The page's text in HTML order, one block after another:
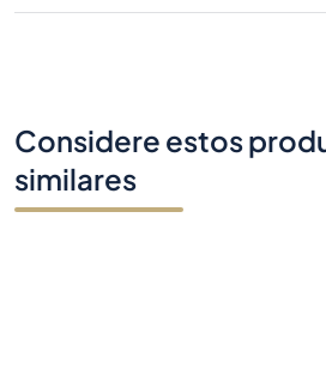
Considere estos
similares